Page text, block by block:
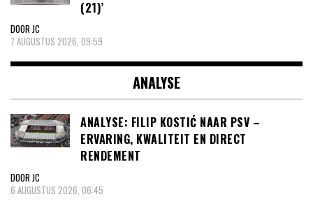
(21)’
DOOR JC
7 AUGUSTUS 2026, 09:59
ANALYSE
ANALYSE: FILIP KOSTIĆ NAAR PSV –
ERVARING, KWALITEIT EN DIRECT
RENDEMENT
DOOR JC
6 AUGUSTUS 2026, 06:45